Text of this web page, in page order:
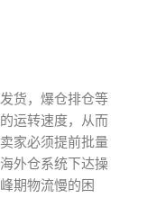
货，爆仓排仓等
运转速度，从而
家必须提前批量
外仓系统下达操
期物流慢的困